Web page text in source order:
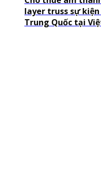
layer truss sự kiện
Trung Quốc tại